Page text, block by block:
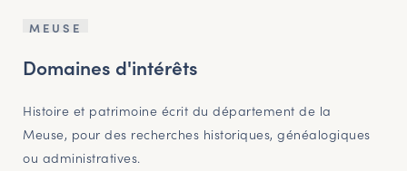
MEUSE
Domaines d'intérêts
Histoire et patrimoine écrit du département de la
Meuse, pour des recherches historiques, généalogiques
ou administratives.